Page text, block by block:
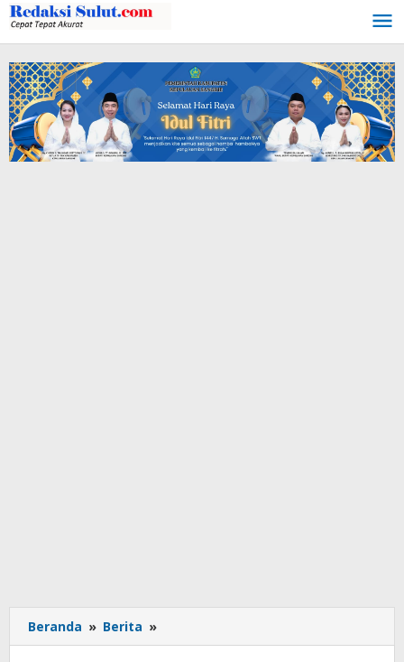
Lewati
ke
konten
Beranda » Berita »
Dondokambey